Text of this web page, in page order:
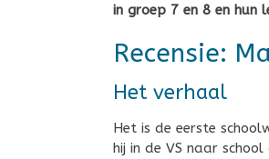
in groep 7 en 8 en hun
Recensie:
Het verhaal
Het is de eerste
hij in de VS naar